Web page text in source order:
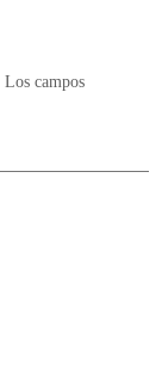
Los campos